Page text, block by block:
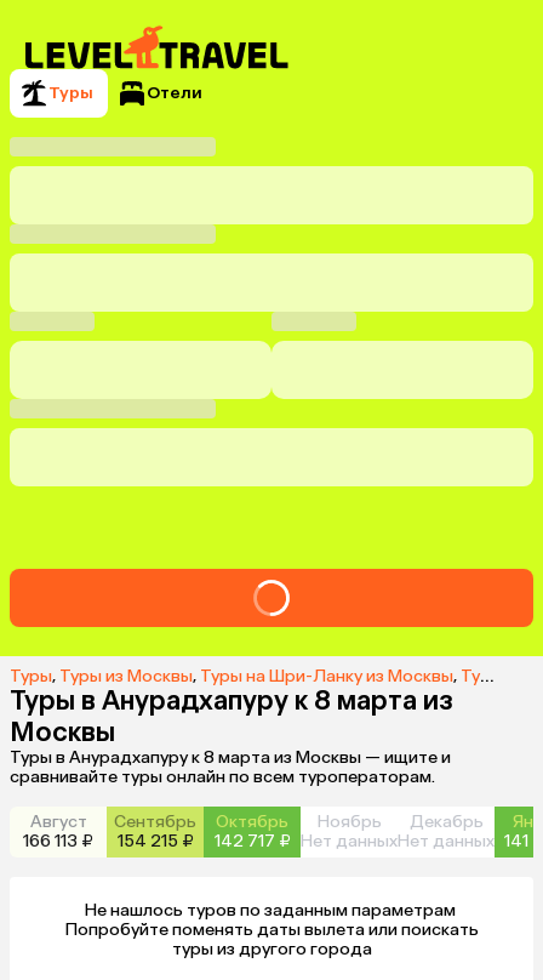
Туры Отели
Туры, Туры из Москвы, Туры на Шри-Ланку из Москвы, Туры в Анурадхапуру из Москвы
Туры в Анурадхапуру к 8 марта из
Москвы
Туры в Анурадхапуру к 8 марта из Москвы — ищите и
сравнивайте туры онлайн по всем туроператорам.
Август
166 113 ₽
Сентябрь
154 215 ₽
Октябрь
142 717 ₽
Ноябрь
Нет данных
Декабрь
Нет данных 141
Не нашлось туров по заданным параметрам
туры из другого города